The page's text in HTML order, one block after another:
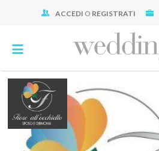
ACCEDI O REGISTRATI